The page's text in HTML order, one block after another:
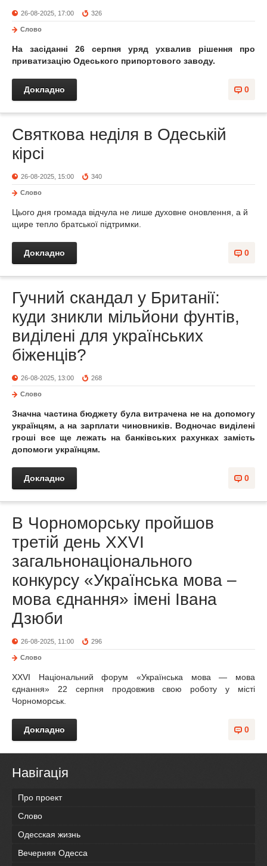
26-08-2025, 17:00 326
Слово
На засіданні 26 серпня уряд ухвалив рішення про
приватизацію Одеського припортового заводу.
0
Докладно
Святкова неділя в Одеській
кірсі
26-08-2025, 15:00 340
Слово
Цього дня громада відчула не лише духовне оновлення, а й
щире тепло братської підтримки.
0
Докладно
Гучний скандал у Британії:
куди зникли мільйони фунтів,
виділені для українських
біженців?
26-08-2025, 13:00 268
Слово
Значна частина бюджету була витрачена не на допомогу
українцям, а на зарплати чиновників. Водночас виділені
гроші все ще лежать на банківських рахунках замість
допомоги українцям.
0
Докладно
В Чорноморську пройшов
третій день ХХVI
загальнонаціонального
конкурсу «Українська мова –
мова єднання» імені Івана
Дзюби
26-08-2025, 11:00 296
Слово
ХХVI Національний форум «Українська мова — мова
єднання» 22 серпня продовжив свою роботу у місті
Чорноморськ.
0
Докладно
Навігація
Про проект
Слово
Одесская жизнь
Вечерняя Одесса